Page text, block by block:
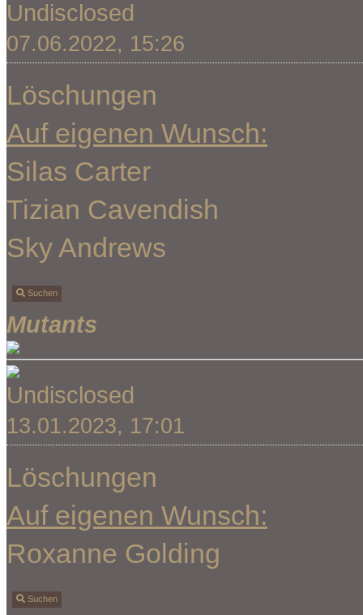
Undisclosed
07.06.2022, 15:26
Löschungen
Auf eigenen Wunsch:
Silas Carter
Tizian Cavendish
Sky Andrews
Suchen
Mutants
Undisclosed
13.01.2023, 17:01
Löschungen
Auf eigenen Wunsch:
Roxanne Golding
Suchen